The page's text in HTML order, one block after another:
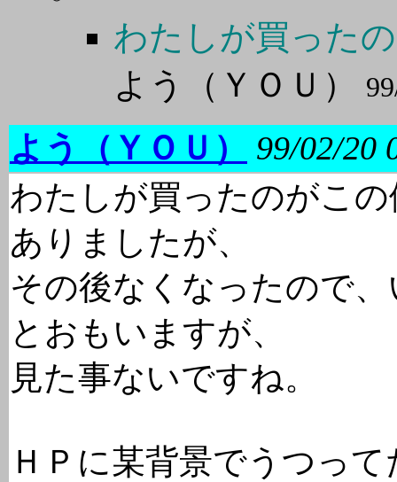
わたしが買った
よう（ＹＯＵ）
よう（ＹＯＵ）
99/02/20
わたしが買ったのがこ
ありましたが、
その後なくなったので
とおもいますが、
見た事ないですね。
ＨＰに某背景でうつっ